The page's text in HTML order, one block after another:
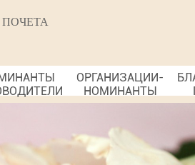
ОРГАНИЗАЦИИ-
НОМИНАНТЫ